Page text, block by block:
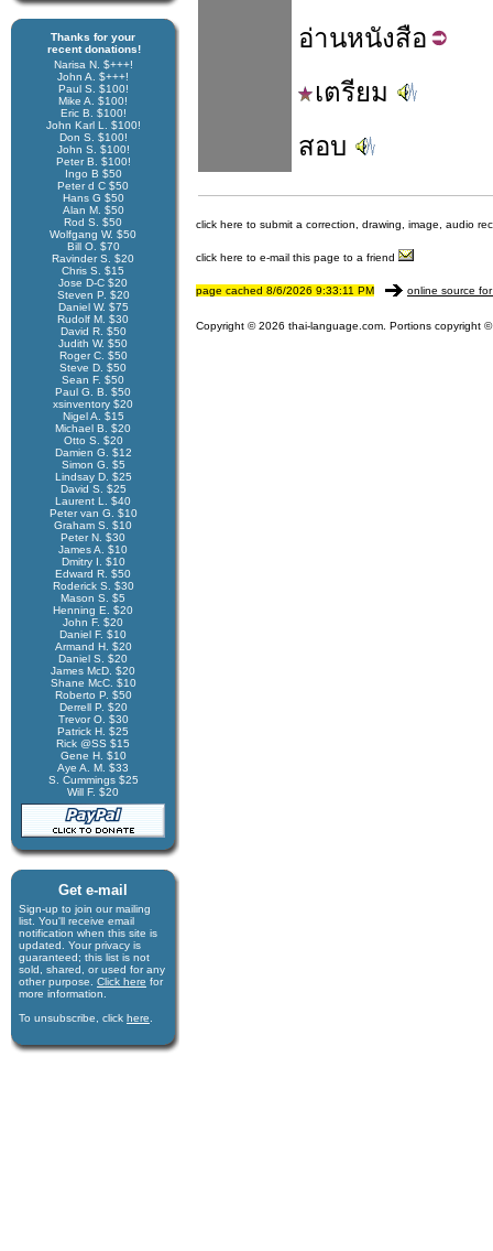
Thanks for your
recent donations!
Narisa N. $+++!
John A. $+++!
Paul S. $100!
Mike A. $100!
Eric B. $100!
John Karl L. $100!
Don S. $100!
John S. $100!
Peter B. $100!
Ingo B $50
Peter d C $50
Hans G $50
Alan M. $50
Rod S. $50
Wolfgang W. $50
Bill O. $70
Ravinder S. $20
Chris S. $15
Jose D-C $20
Steven P. $20
Daniel W. $75
Rudolf M. $30
David R. $50
Judith W. $50
Roger C. $50
Steve D. $50
Sean F. $50
Paul G. B. $50
xsinventory $20
Nigel A. $15
Michael B. $20
Otto S. $20
Damien G. $12
Simon G. $5
Lindsay D. $25
David S. $25
Laurent L. $40
Peter van G. $10
Graham S. $10
Peter N. $30
James A. $10
Dmitry I. $10
Edward R. $50
Roderick S. $30
Mason S. $5
Henning E. $20
John F. $20
Daniel F. $10
Armand H. $20
Daniel S. $20
James McD. $20
Shane McC. $10
Roberto P. $50
Derrell P. $20
Trevor O. $30
Patrick H. $25
Rick @SS $15
Gene H. $10
Aye A. M. $33
S. Cummings $25
Will F. $20
Get e-mail
Sign-up to join our mail­ing
list. You'll receive e­mail
notification when this site is
updated. Your privacy is
guaran­teed; this list is not
sold, shared, or used for any
other purpose. Click here for
more infor­mation.
To unsubscribe, click here
อ่านหนังสือ
เตรียม
สอบ
click here to submit a correction, drawing, image, audio
click here to e-mail this page to a friend
page cached 8/6/2026 9:33:11 PM online source
Copyright © 2026 thai-language.com. Portions copyright